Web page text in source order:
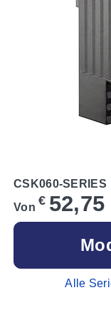
CSK060-SERIES
Von € 52,75
Alle